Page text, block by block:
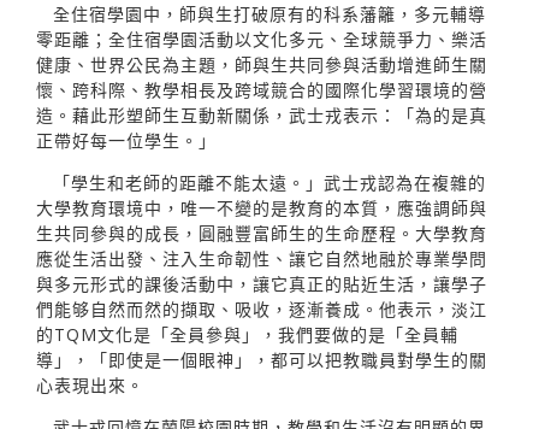
全住宿學園中，師與生打破原有的科系藩籬，多元輔導
零距離；全住宿學園活動以文化多元、全球競爭力、樂活
健康、世界公民為主題，師與生共同參與活動增進師生關
懷、跨科際、教學相長及跨域競合的國際化學習環境的營
造。藉此形塑師生互動新關係，武士戎表示：「為的是真
正帶好每一位學生。」
「學生和老師的距離不能太遠。」武士戎認為在複雜的
大學教育環境中，唯一不變的是教育的本質，應強調師與
生共同參與的成長，圓融豐富師生的生命歷程。大學教育
應從生活出發、注入生命韌性、讓它自然地融於專業學問
與多元形式的課後活動中，讓它真正的貼近生活，讓學子
們能够自然而然的擷取、吸收，逐漸養成。他表示，淡江
的TQM文化是「全員參與」，我們要做的是「全員輔
導」，「即使是一個眼神」，都可以把教職員對學生的關
心表現出來。